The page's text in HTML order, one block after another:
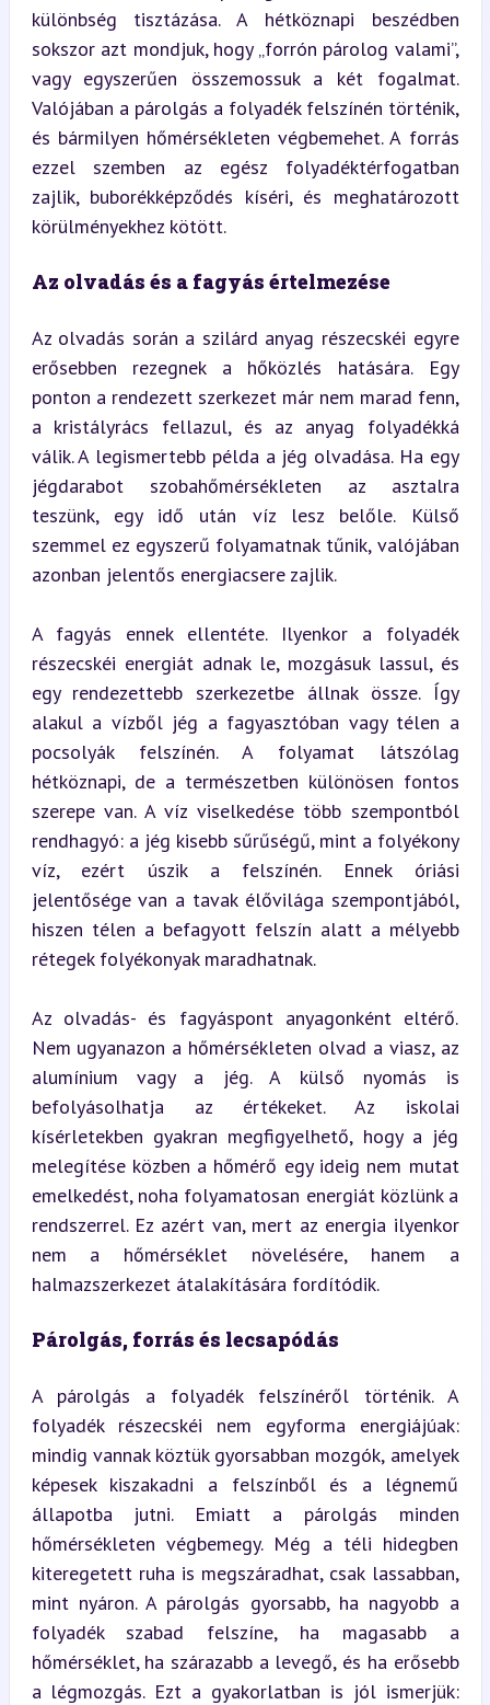
különbség tisztázása. A hétköznapi beszédben
sokszor azt mondjuk, hogy „forrón párolog valami”,
vagy egyszerűen összemossuk a két fogalmat.
Valójában a párolgás a folyadék felszínén történik,
és bármilyen hőmérsékleten végbemehet. A forrás
ezzel szemben az egész folyadéktérfogatban
zajlik, buborékképződés kíséri, és meghatározott
körülményekhez kötött.
Az olvadás és a fagyás értelmezése
Az olvadás során a szilárd anyag részecskéi egyre
erősebben rezegnek a hőközlés hatására. Egy
ponton a rendezett szerkezet már nem marad fenn,
a kristályrács fellazul, és az anyag folyadékká
válik. A legismertebb példa a jég olvadása. Ha egy
jégdarabot szobahőmérsékleten az asztalra
teszünk, egy idő után víz lesz belőle. Külső
szemmel ez egyszerű folyamatnak tűnik, valójában
azonban jelentős energiacsere zajlik.
A fagyás ennek ellentéte. Ilyenkor a folyadék
részecskéi energiát adnak le, mozgásuk lassul, és
egy rendezettebb szerkezetbe állnak össze. Így
alakul a vízből jég a fagyasztóban vagy télen a
pocsolyák felszínén. A folyamat látszólag
hétköznapi, de a természetben különösen fontos
szerepe van. A víz viselkedése több szempontból
rendhagyó: a jég kisebb sűrűségű, mint a folyékony
víz, ezért úszik a felszínén. Ennek óriási
jelentősége van a tavak élővilága szempontjából,
hiszen télen a befagyott felszín alatt a mélyebb
rétegek folyékonyak maradhatnak.
Az olvadás- és fagyáspont anyagonként eltérő.
Nem ugyanazon a hőmérsékleten olvad a viasz, az
alumínium vagy a jég. A külső nyomás is
befolyásolhatja az értékeket. Az iskolai
kísérletekben gyakran megfigyelhető, hogy a jég
melegítése közben a hőmérő egy ideig nem mutat
emelkedést, noha folyamatosan energiát közlünk a
rendszerrel. Ez azért van, mert az energia ilyenkor
nem a hőmérséklet növelésére, hanem a
halmazszerkezet átalakítására fordítódik.
Párolgás, forrás és lecsapódás
A párolgás a folyadék felszínéről történik. A
folyadék részecskéi nem egyforma energiájúak:
mindig vannak köztük gyorsabban mozgók, amelyek
képesek kiszakadni a felszínből és a légnemű
állapotba jutni. Emiatt a párolgás minden
hőmérsékleten végbemegy. Még a téli hidegben
kiteregetett ruha is megszáradhat, csak lassabban,
mint nyáron. A párolgás gyorsabb, ha nagyobb a
folyadék szabad felszíne, ha magasabb a
hőmérséklet, ha szárazabb a levegő, és ha erősebb
a légmozgás. Ezt a gyakorlatban is jól ismerjük: